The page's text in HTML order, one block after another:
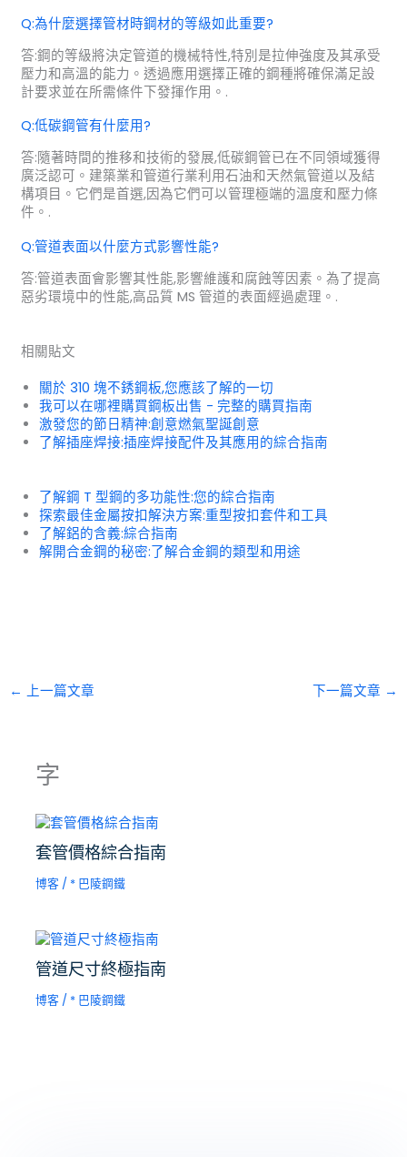
Q:為什麼選擇管材時鋼材的等級如此重要?
答:鋼的等級將決定管道的機械特性,特別是拉伸強度及其承受
壓力和高溫的能力。透過應用選擇正確的鋼種將確保滿足設
計要求並在所需條件下發揮作用。.
Q:低碳鋼管有什麼用?
答:隨著時間的推移和技術的發展,低碳鋼管已在不同領域獲得
廣泛認可。建築業和管道行業利用石油和天然氣管道以及結
構項目。它們是首選,因為它們可以管理極端的溫度和壓力條
件。.
Q:管道表面以什麼方式影響性能?
答:管道表面會影響其性能,影響維護和腐蝕等因素。為了提高
惡劣環境中的性能,高品質 MS 管道的表面經過處理。.
相關貼文
關於 310 塊不銹鋼板,您應該了解的一切
我可以在哪裡購買鋼板出售 - 完整的購買指南
激發您的節日精神:創意燃氣聖誕創意
了解插座焊接:插座焊接配件及其應用的綜合指南
了解鋼 T 型鋼的多功能性:您的綜合指南
探索最佳金屬按扣解決方案:重型按扣套件和工具
了解鋁的含義:綜合指南
解開合金鋼的秘密:了解合金鋼的類型和用途
← 上一篇文章 下一篇文章 →
字
套管價格綜合指南
博客 / * 巴陵鋼鐵
管道尺寸終極指南
博客 / * 巴陵鋼鐵